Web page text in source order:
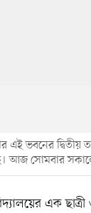
এই ভবনের দ্বিতীয়
আজ সোমবার
এক